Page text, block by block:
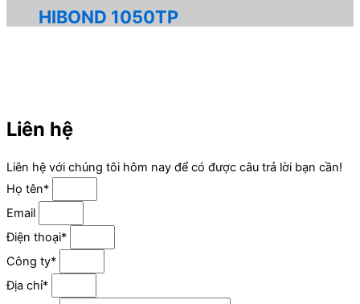
HIBOND 1050TP
Liên hệ
Liên hệ với chúng tôi hôm nay để có được câu trả lời bạn cần!
Họ tên*
Email
Điện thoại*
Công ty*
Địa chỉ*